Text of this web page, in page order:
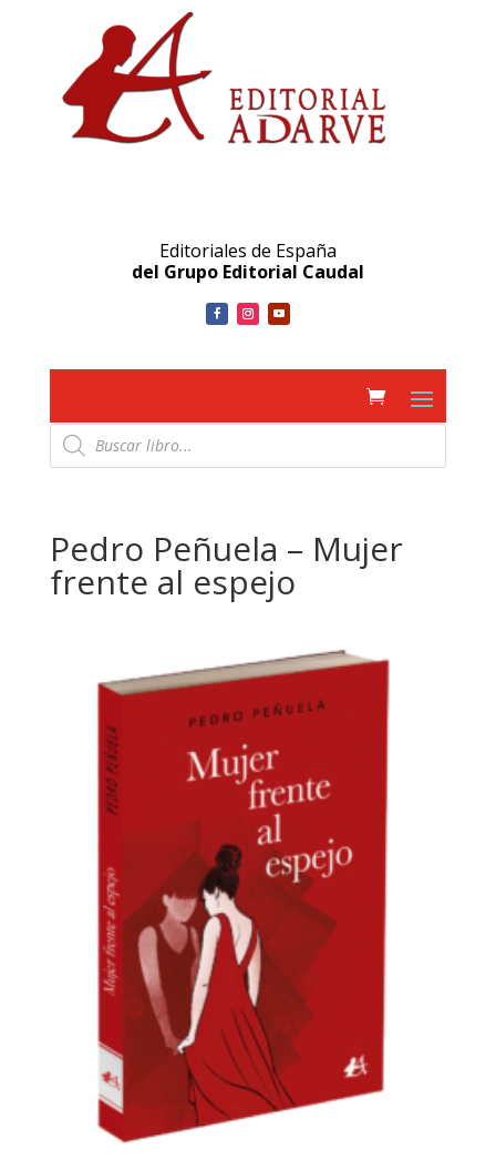
Editoriales de España
del Grupo Editorial Caudal
Búsqueda
de
productos
Pedro Peñuela – Mujer
frente al espejo